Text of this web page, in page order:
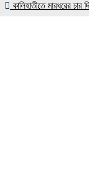
মারধরের চার দিন পর